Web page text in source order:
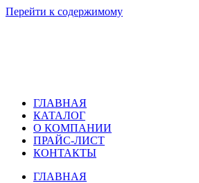
Перейти к содержимому
ГЛАВНАЯ
КАТАЛОГ
О КОМПАНИИ
ПРАЙС-ЛИСТ
КОНТАКТЫ
ГЛАВНАЯ